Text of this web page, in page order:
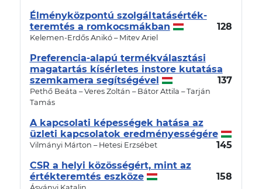
Élményközpontú szolgáltatásérték-
teremtés a romkocsmákban
128
Kelemen-Erdős Anikó – Mitev Ariel
Preferencia-alapú termékválasztási
magatartás kísérletes instore kutatása
szemkamera segítségével
137
Pethő Beáta – Veres Zoltán – Bátor Attila – Tarján
Tamás
A kapcsolati képességek hatása az
üzleti kapcsolatok eredményességére
145
Vilmányi Márton – Hetesi Erzsébet
CSR a helyi közösségért, mint az
értékteremtés eszköze
158